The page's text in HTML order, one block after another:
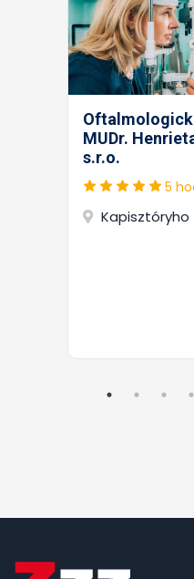
MUDr.
s.r.o.
5
Kapisztóryho